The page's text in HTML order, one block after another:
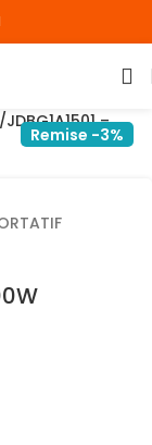
Remise -3%